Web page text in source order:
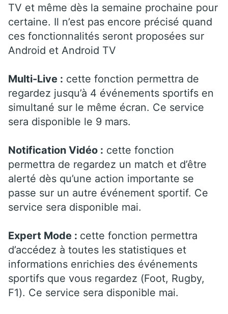
TV et même dès la semaine prochaine pour
certaine. Il n’est pas encore précisé quand
ces fonctionnalités seront proposées sur
Android et Android TV
Multi-Live : cette fonction permettra de
regardez jusqu’à 4 événements sportifs en
simultané sur le même écran. Ce service
sera disponible le 9 mars.
Notification Vidéo : cette fonction
permettra de regardez un match et d’être
alerté dès qu’une action importante se
passe sur un autre événement sportif. Ce
service sera disponible mai.
Expert Mode : cette fonction permettra
d’accédez à toutes les statistiques et
informations enrichies des événements
sportifs que vous regardez (Foot, Rugby,
F1). Ce service sera disponible mai.